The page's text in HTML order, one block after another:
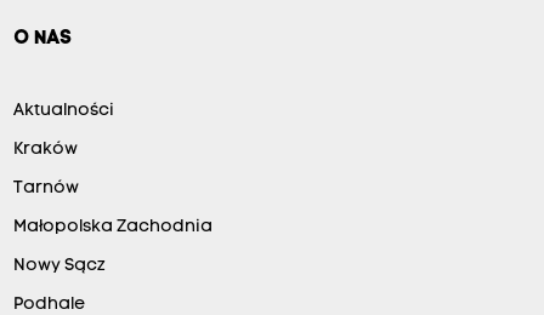
O NAS
Aktualności
Kraków
Tarnów
Małopolska Zachodnia
Nowy Sącz
Podhale